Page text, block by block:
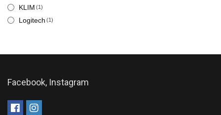
KLIM (1)
Logitech (1)
Facebook, Instagram